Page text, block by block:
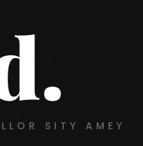
SITY AMEY